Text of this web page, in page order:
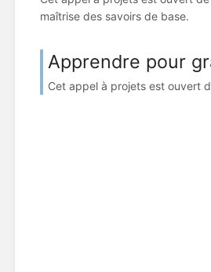
maîtrise des savoirs de base.
Apprendre pour
Cet appel à projets est ouvert